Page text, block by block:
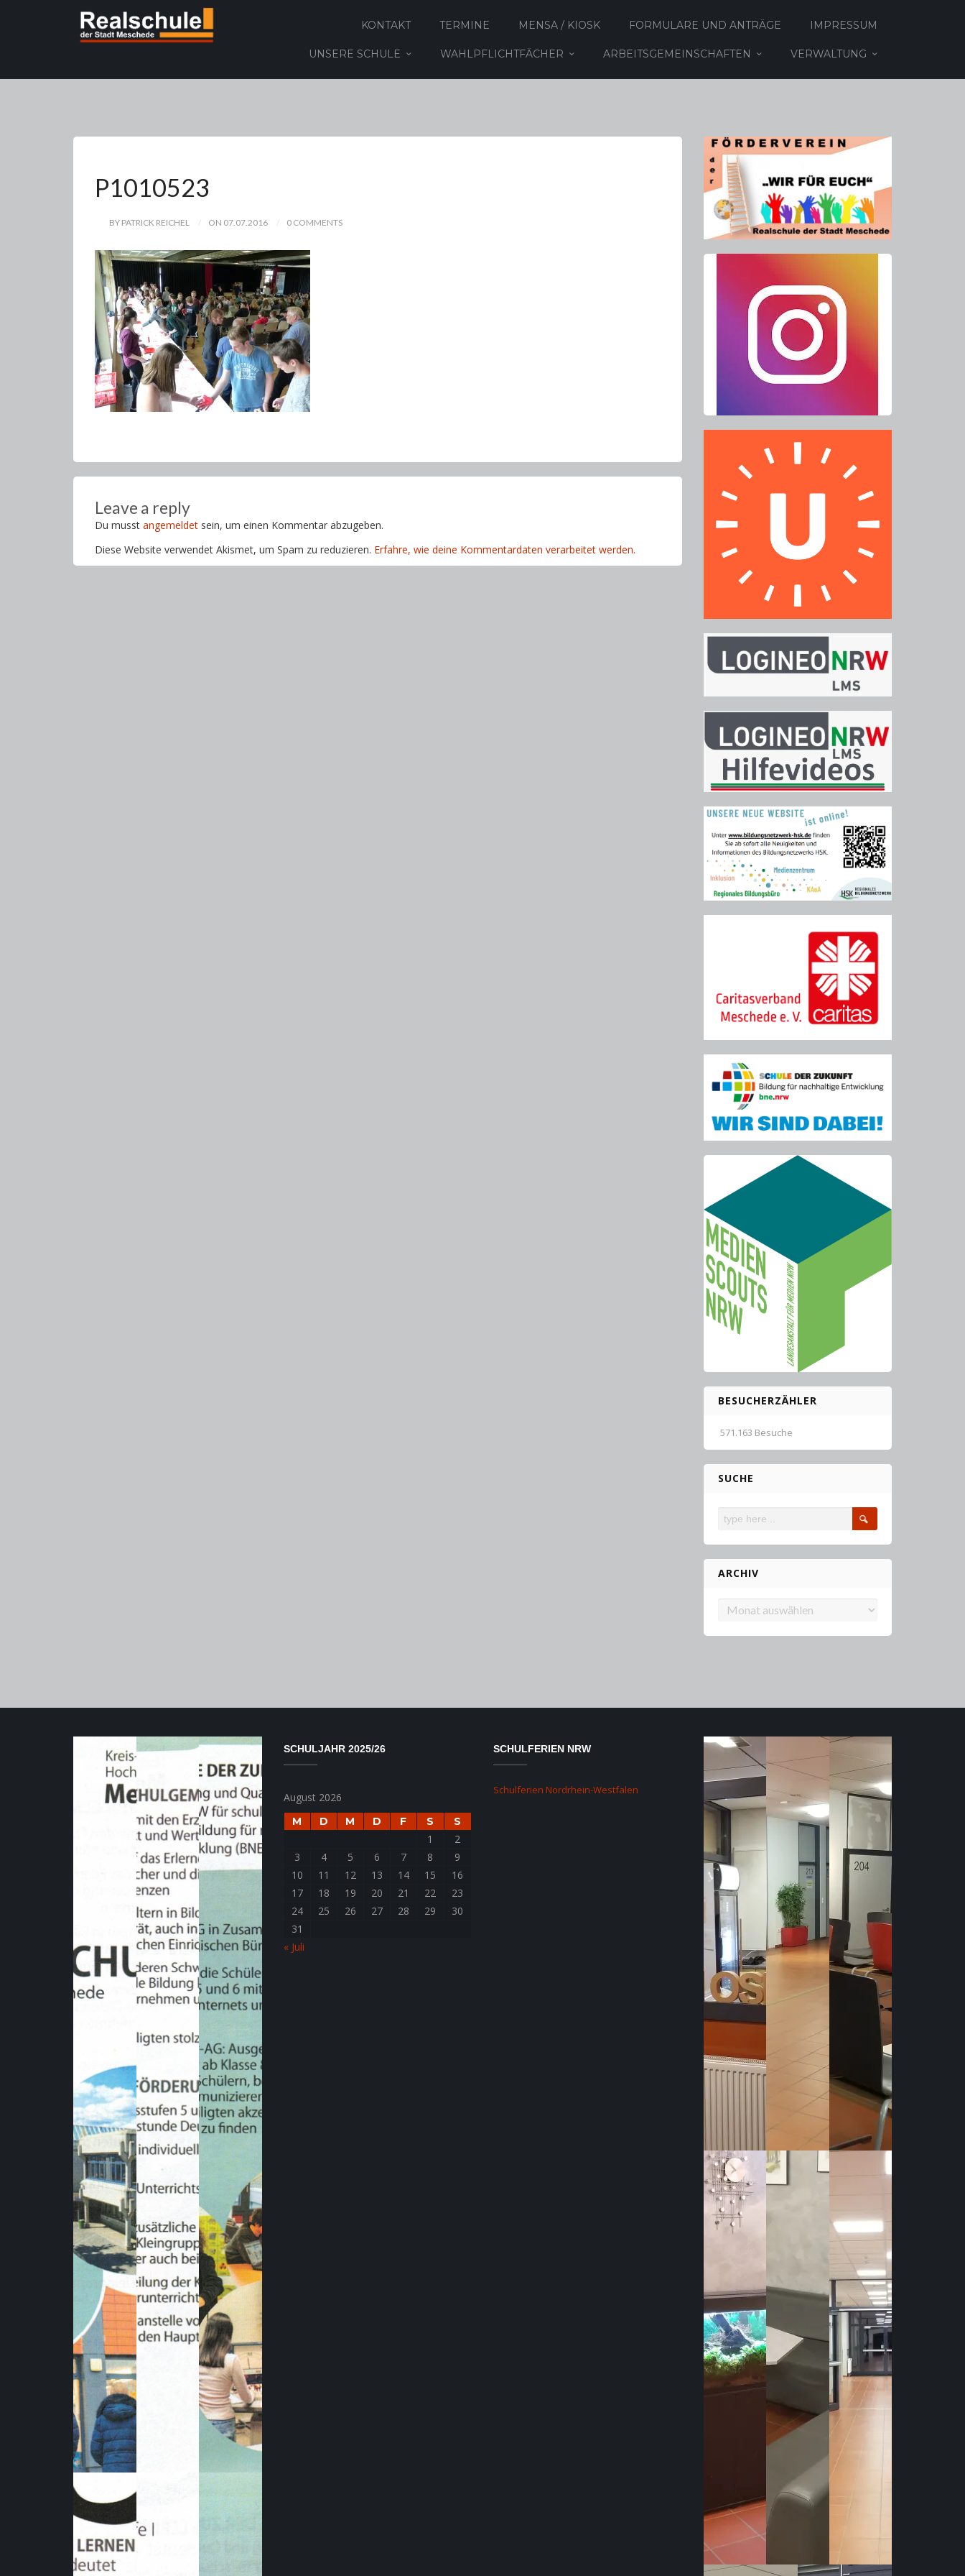
KONTAKT TERMINE MENSA / KIOSK FORMULARE UND ANTRÄGE IMPRESSUM
UNSERE SCHULE WAHLPFLICHTFÄCHER ARBEITSGEMEINSCHAFTEN VERWALTUNG
P1010523
BY PATRICK REICHEL ON 07.07.2016 0 COMMENTS
Leave a reply
Du musst angemeldet sein, um einen Kommentar abzugeben.
Diese Website verwendet Akismet, um Spam zu reduzieren. Erfahre, wie deine Kommentardaten verarbeitet werden.
BESUCHERZÄHLER
571.163 Besuche
SUCHE
ARCHIV
Archiv
SCHULJAHR 2025/26
August 2026
M D M D F S S
1
2
3
4 5 6 7 8
9
10
11 12 13 14 15
16
17
18 19 20 21 22
23
24
25 26 27 28 29
30
31
« Juli
SCHULFERIEN NRW
Schulferien Nordrhein-Westfalen